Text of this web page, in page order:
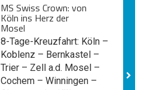
MS Swiss Crown: von
Köln ins Herz der
Mosel
8-Tage-Kreuzfahrt: Köln –
Koblenz – Bernkastel –
Trier – Zell a.d. Mosel –
Cochem – Winningen –